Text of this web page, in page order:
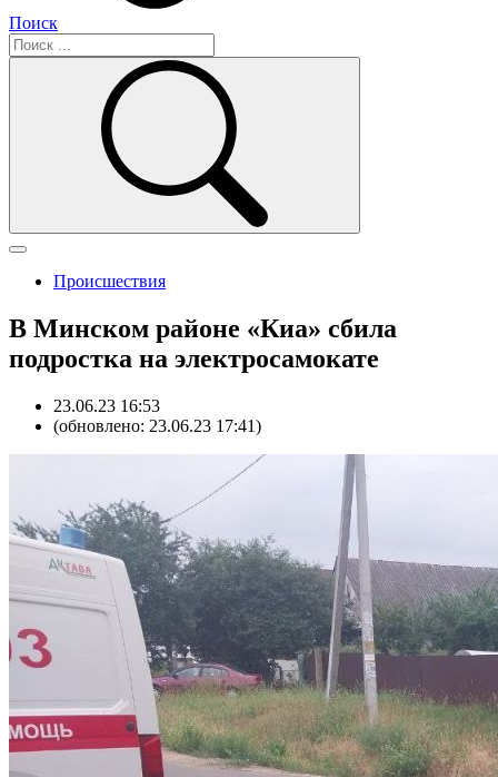
Поиск
Происшествия
В Минском районе «Киа» сбила
подростка на электросамокате
23.06.23 16:53
(обновлено: 23.06.23 17:41)